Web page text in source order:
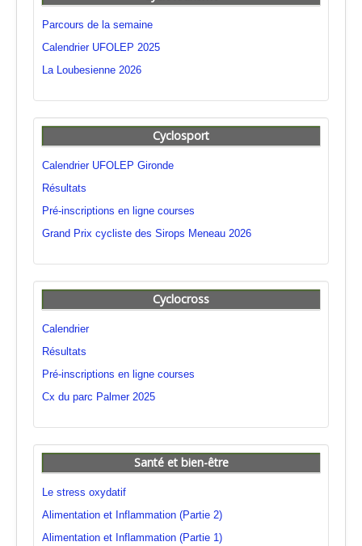
Parcours de la semaine
Calendrier UFOLEP 2025
La Loubesienne 2026
Cyclosport
Calendrier UFOLEP Gironde
Résultats
Pré-inscriptions en ligne courses
Grand Prix cycliste des Sirops Meneau 2026
Cyclocross
Calendrier
Résultats
Pré-inscriptions en ligne courses
Cx du parc Palmer 2025
Santé et bien-être
Le stress oxydatif
Alimentation et Inflammation (Partie 2)
Alimentation et Inflammation (Partie 1)